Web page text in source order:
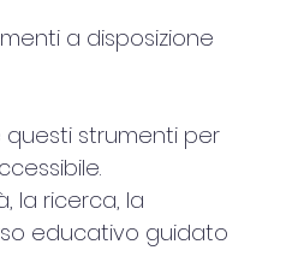
a disposizione
questi strumenti per
la ricerca, la
educativo guidato